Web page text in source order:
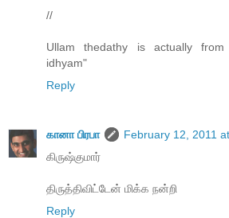
//
Ullam thedathy is actually from
idhyam"
Reply
கானா பிரபா
February 12, 2011
கிருஷ்குமார்
திருத்திவிட்டேன் மிக்க நன்றி
Reply